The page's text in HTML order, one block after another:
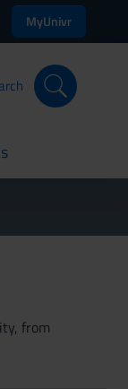
MyUnivr
from